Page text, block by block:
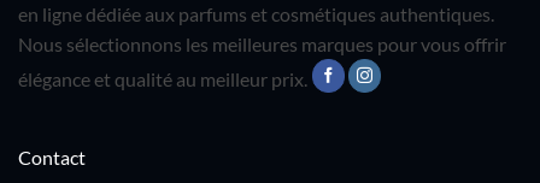
en ligne dédiée aux parfums et cosmétiques authentiques.
Nous sélectionnons les meilleures marques pour vous offrir
élégance et qualité au meilleur prix.
Contact